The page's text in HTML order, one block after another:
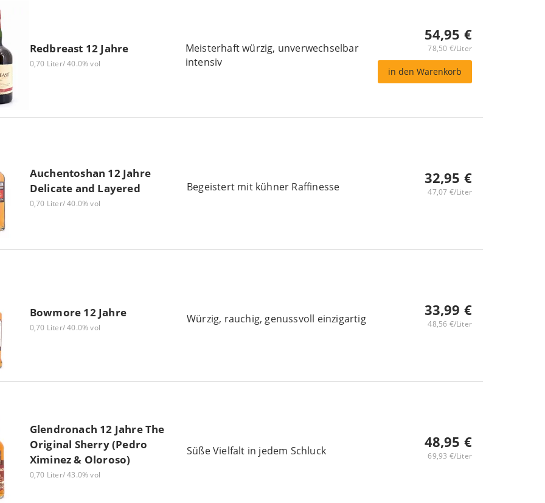
Redbreast 12 Jahre
0,70 Liter/ 40.0% vol
Meisterhaft würzig, unverwechselbar
intensiv
54,95 €
78,50 €/Liter
in den Warenkorb
Auchentoshan 12 Jahre
Delicate and Layered
0,70 Liter/ 40.0% vol
Begeistert mit kühner Raffinesse 32,95 €
47,07 €/Liter
Bowmore 12 Jahre
0,70 Liter/ 40.0% vol
Würzig, rauchig, genussvoll einzigartig 33,99 €
48,56 €/Liter
Glendronach 12 Jahre The
Original Sherry (Pedro
Ximinez & Oloroso)
0,70 Liter/ 43.0% vol
Süße Vielfalt in jedem Schluck 48,95 €
69,93 €/Liter